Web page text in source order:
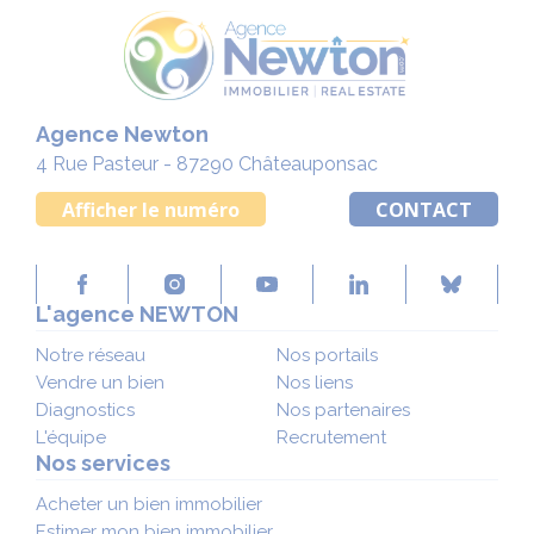
Agence Newton
4 Rue Pasteur - 87290 Châteauponsac
Afficher le numéro CONTACT
L'agence NEWTON
Notre réseau
Vendre un bien
Diagnostics
L'équipe
Nos portails
Nos liens
Nos partenaires
Recrutement
Nos services
Acheter un bien immobilier